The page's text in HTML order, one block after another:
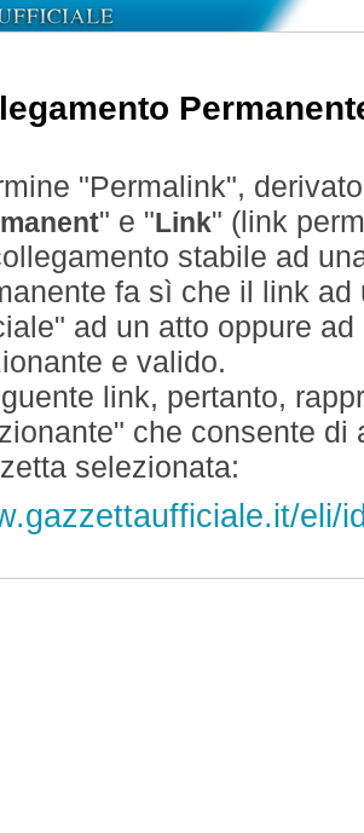
"Permalink",
" e " Link" (link
stabile ad
fa sì che il link
ad un atto oppure
e valido.
link, pertanto,
che consente
selezionata:
eli/